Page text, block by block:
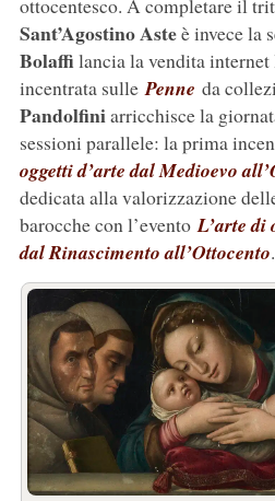
ottocentesco. A completare il
Sant’Agostino Asteè invece la
Bolaffilancia la vendita
incentrata sullePenne da
Pandolfiniarricchisce la
sessioni parallele: la prima
oggetti d’arte dal Medioevo
dedicata alla valorizzazione
barocche con l’eventoL’arte
dal Rinascimento all’Ottocento.